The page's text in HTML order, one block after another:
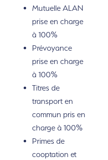
Mutuelle ALAN
prise en charge
à 100%
Prévoyance
prise en charge
à 100%
Titres de
transport en
commun pris en
charge à 100%
Primes de
cooptation et